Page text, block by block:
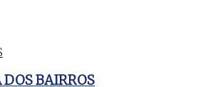
BAIRROS